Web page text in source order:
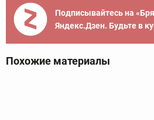
Подписывайтесь на
Яндекс.Дзен. Будьте в
Похожие материалы